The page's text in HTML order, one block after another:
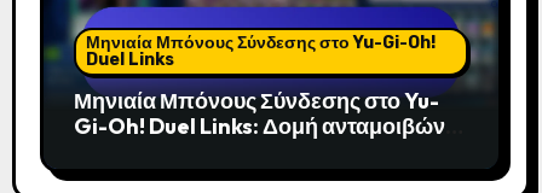
Μηνιαία Μπόνους Σύνδεσης στο Yu-Gi-Oh!
Duel Links
Μηνιαία Μπόνους Σύνδεσης στο Yu-
Gi-Oh! Duel Links: Δομή ανταμοιβών,